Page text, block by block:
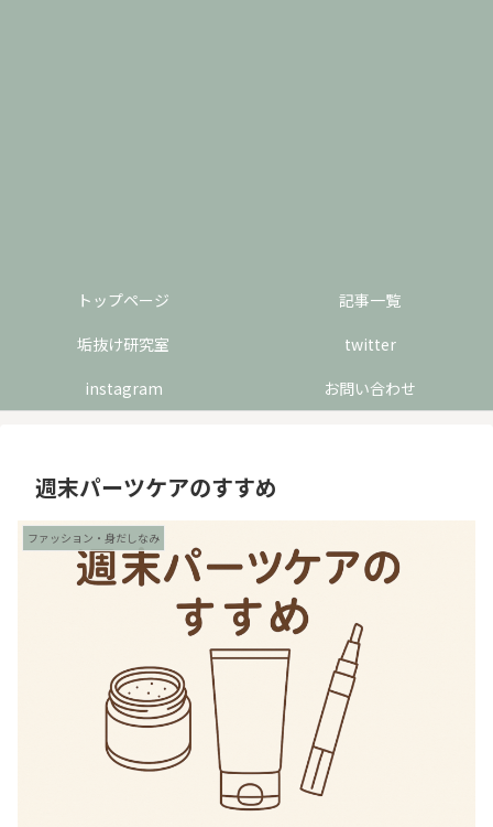
トップページ
記事一覧
垢抜け研究室
twitter
instagram
お問い合わせ
週末パーツケアのすすめ
ファッション・身だしなみ